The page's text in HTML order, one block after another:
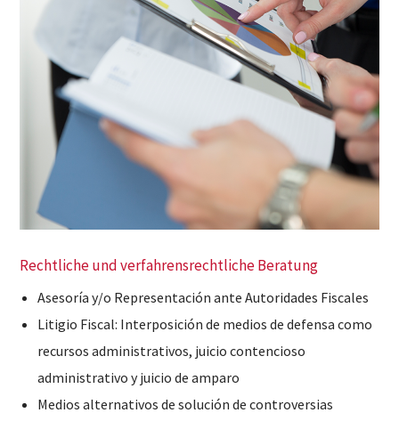
Rechtliche und verfahrensrechtliche Beratung
Asesoría y/o Representación ante Autoridades Fiscales
Litigio Fiscal: Interposición de medios de defensa como
recursos administrativos, juicio contencioso
administrativo y juicio de amparo
Medios alternativos de solución de controversias